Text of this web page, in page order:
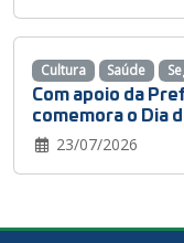
Com apoio da
comemora o Dia
23/07/2026
Cultura Saúde